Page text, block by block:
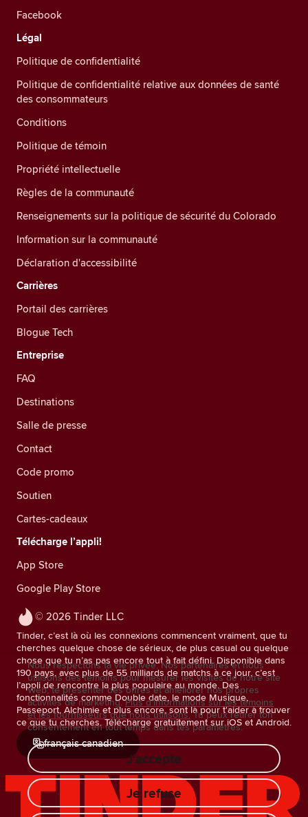
© 2026 Tinder LLC
Tinder, c’est là où les connexions commencent vraiment, que tu
cherches quelque chose de sérieux, de plus casual ou quelque
chose que tu n’as pas encore tout à fait défini. Disponible dans
190 pays, avec plus de 55 milliards de matchs à ce jour, c’est
l’appli de rencontre la plus populaire au monde. Des
fonctionnalités comme Double date, le mode Musique,
Passeport, Alchimie et plus encore, sont là pour t'aider à trouver
ce que tu cherches. Télécharge gratuitement sur iOS et Android.
français canadien
Facebook
Légal
Politique de confidentialité
Politique de confidentialité relative aux données de santé
des consommateurs
Conditions
Politique de témoin
Propriété intellectuelle
Règles de la communauté
Renseignements sur la politique de sécurité du Colorado
Information sur la communauté
Déclaration d'accessibilité
Carrières
Portail des carrières
Blogue Tech
Entreprise
FAQ
Destinations
Salle de presse
Contact
Code promo
Soutien
Cartes-cadeaux
Télécharge l’appli!
App Store
Google Play Store
Nous respectons ta vie privée. Nos partenaires et nous
utilisons des témoins pour mesurer les visites de notre site
Web, te présenter des offres et améliorer nos propres
activités de marketing. Plus d'informations sur les témoins
et les fournisseurs que nous utilisons. Tu peux retirer ton
consentement en tout temps dans tes paramètres.
J'accepte
Je refuse